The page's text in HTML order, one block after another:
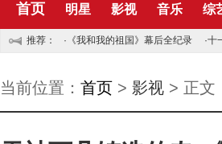
首页 明星 影视 音乐 综
推荐： · 《我和我的祖国》幕后全纪录 ·十
当前位置： 首页 > 影视 > 正文